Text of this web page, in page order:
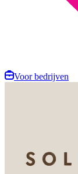
Voor bedrijven